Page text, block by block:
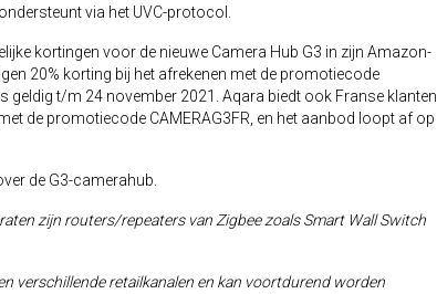
via het UVC-protocol.
kortingen voor de nieuwe Camera Hub G3 in zijn Amazon-
20% korting bij het afrekenen met de promotiecode
is geldig t/m 24 november 2021. Aqara biedt ook Franse klanten
de promotiecode CAMERAG3FR, en het aanbod loopt af op
de G3-camerahub.
zijn routers/repeaters van Zigbee zoals Smart Wall Switch
verschillende retailkanalen en kan voortdurend worden